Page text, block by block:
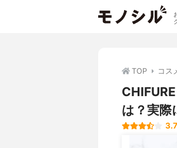
TOP コス
は？実際